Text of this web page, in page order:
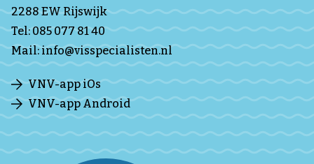
2288 EW Rijswijk
Tel:085 077 81 40
Mail:info@visspecialisten.nl
VNV-app iOs
VNV-app Android